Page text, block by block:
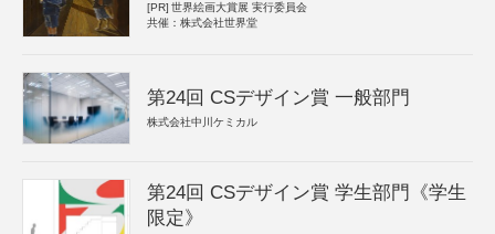
[PR] 世界絵画大賞展 実行委員会
共催：株式会社世界堂
第24回 CSデザイン賞 一般部門
株式会社中川ケミカル
第24回 CSデザイン賞 学生部門《学生
限定》